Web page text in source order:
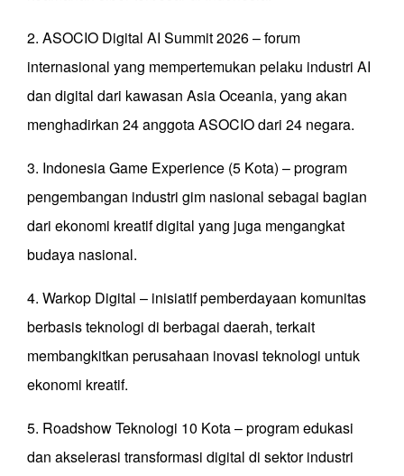
2. ASOCIO Digital AI Summit 2026 – forum
internasional yang mempertemukan pelaku industri AI
dan digital dari kawasan Asia Oceania, yang akan
menghadirkan 24 anggota ASOCIO dari 24 negara.
3. Indonesia Game Experience (5 Kota) – program
pengembangan industri gim nasional sebagai bagian
dari ekonomi kreatif digital yang juga mengangkat
budaya nasional.
4. Warkop Digital – inisiatif pemberdayaan komunitas
berbasis teknologi di berbagai daerah, terkait
membangkitkan perusahaan inovasi teknologi untuk
ekonomi kreatif.
5. Roadshow Teknologi 10 Kota – program edukasi
dan akselerasi transformasi digital di sektor industri